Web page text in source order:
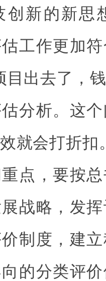
创新的新思
工作更加
目出去了，
分析。这
就会打折扣
点，要按
战略，发
制度，建
的分类评